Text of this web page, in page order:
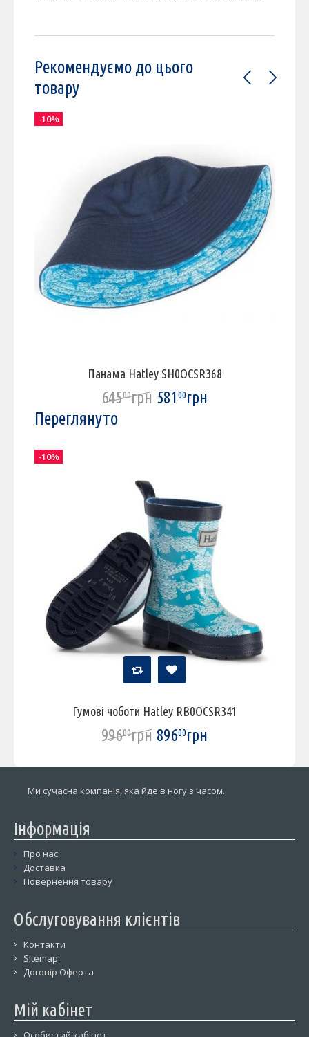
Рекомендуємо до цього
товару
Панама Hatley SH0OCSR368
64500грн 58100грн
-10%
Переглянуто
Гумові чоботи Hatley RB0OCSR341
99600грн 89600грн
-10%
Ми сучасна компанія, яка йде в ногу з часом.
Інформація
Про нас
Доставка
Повернення товару
Обслуговування клієнтів
Контакти
Sitemap
Договір Оферта
Мій кабінет